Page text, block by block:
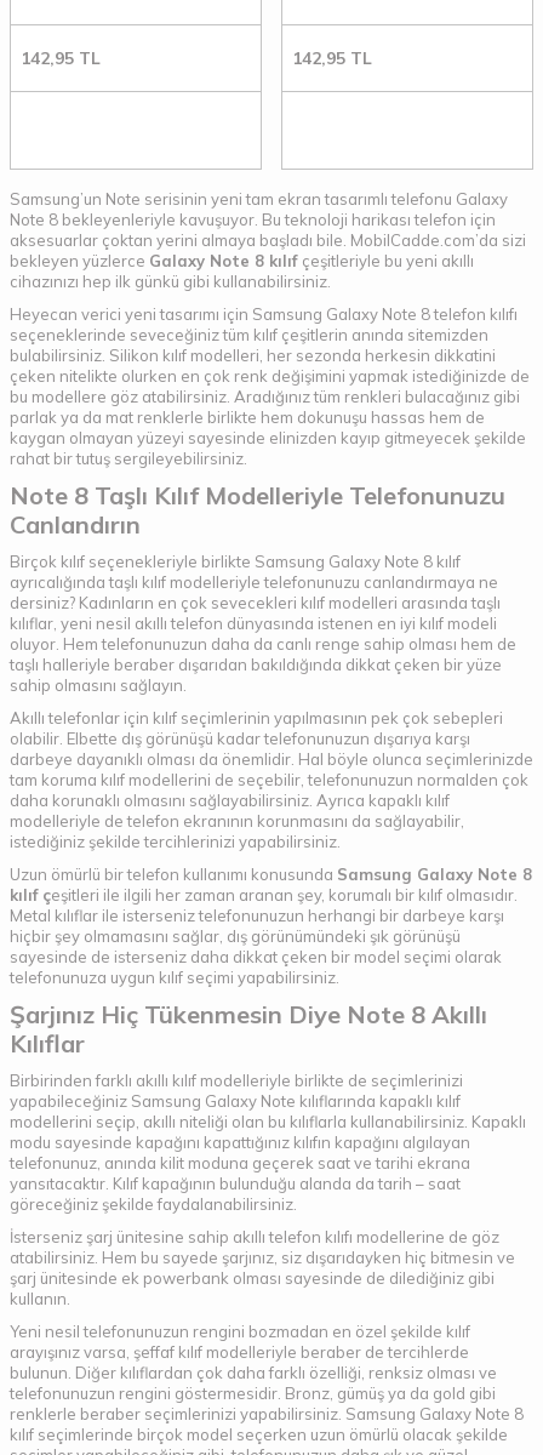
142,95 TL 142,95 TL
Samsung’un Note serisinin yeni tam ekran tasarımlı telefonu Galaxy
Note 8 bekleyenleriyle kavuşuyor. Bu teknoloji harikası telefon için
aksesuarlar çoktan yerini almaya başladı bile. MobilCadde.com’da sizi
bekleyen yüzlerce Galaxy Note 8 kılıf çeşitleriyle bu yeni akıllı
cihazınızı hep ilk günkü gibi kullanabilirsiniz.
Heyecan verici yeni tasarımı için Samsung Galaxy Note 8 telefon kılıfı
seçeneklerinde seveceğiniz tüm kılıf çeşitlerin anında sitemizden
bulabilirsiniz. Silikon kılıf modelleri, her sezonda herkesin dikkatini
çeken nitelikte olurken en çok renk değişimini yapmak istediğinizde de
bu modellere göz atabilirsiniz. Aradığınız tüm renkleri bulacağınız gibi
parlak ya da mat renklerle birlikte hem dokunuşu hassas hem de
kaygan olmayan yüzeyi sayesinde elinizden kayıp gitmeyecek şekilde
rahat bir tutuş sergileyebilirsiniz.
Note 8 Taşlı Kılıf Modelleriyle Telefonunuzu
Canlandırın
Birçok kılıf seçenekleriyle birlikte Samsung Galaxy Note 8 kılıf
ayrıcalığında taşlı kılıf modelleriyle telefonunuzu canlandırmaya ne
dersiniz? Kadınların en çok sevecekleri kılıf modelleri arasında taşlı
kılıflar, yeni nesil akıllı telefon dünyasında istenen en iyi kılıf modeli
oluyor. Hem telefonunuzun daha da canlı renge sahip olması hem de
taşlı halleriyle beraber dışarıdan bakıldığında dikkat çeken bir yüze
sahip olmasını sağlayın.
Akıllı telefonlar için kılıf seçimlerinin yapılmasının pek çok sebepleri
olabilir. Elbette dış görünüşü kadar telefonunuzun dışarıya karşı
darbeye dayanıklı olması da önemlidir. Hal böyle olunca seçimlerinizde
tam koruma kılıf modellerini de seçebilir, telefonunuzun normalden çok
daha korunaklı olmasını sağlayabilirsiniz. Ayrıca kapaklı kılıf
modelleriyle de telefon ekranının korunmasını da sağlayabilir,
istediğiniz şekilde tercihlerinizi yapabilirsiniz.
Uzun ömürlü bir telefon kullanımı konusunda Samsung Galaxy Note 8
kılıf çeşitleri ile ilgili her zaman aranan şey, korumalı bir kılıf olmasıdır.
Metal kılıflar ile isterseniz telefonunuzun herhangi bir darbeye karşı
hiçbir şey olmamasını sağlar, dış görünümündeki şık görünüşü
sayesinde de isterseniz daha dikkat çeken bir model seçimi olarak
telefonunuza uygun kılıf seçimi yapabilirsiniz.
Şarjınız Hiç Tükenmesin Diye Note 8 Akıllı
Kılıflar
Birbirinden farklı akıllı kılıf modelleriyle birlikte de seçimlerinizi
yapabileceğiniz Samsung Galaxy Note kılıflarında kapaklı kılıf
modellerini seçip, akıllı niteliği olan bu kılıflarla kullanabilirsiniz. Kapaklı
modu sayesinde kapağını kapattığınız kılıfın kapağını algılayan
telefonunuz, anında kilit moduna geçerek saat ve tarihi ekrana
yansıtacaktır. Kılıf kapağının bulunduğu alanda da tarih – saat
göreceğiniz şekilde faydalanabilirsiniz.
İsterseniz şarj ünitesine sahip akıllı telefon kılıfı modellerine de göz
atabilirsiniz. Hem bu sayede şarjınız, siz dışarıdayken hiç bitmesin ve
şarj ünitesinde ek powerbank olması sayesinde de dilediğiniz gibi
kullanın.
Yeni nesil telefonunuzun rengini bozmadan en özel şekilde kılıf
arayışınız varsa, şeffaf kılıf modelleriyle beraber de tercihlerde
bulunun. Diğer kılıflardan çok daha farklı özelliği, renksiz olması ve
telefonunuzun rengini göstermesidir. Bronz, gümüş ya da gold gibi
renklerle beraber seçimlerinizi yapabilirsiniz. Samsung Galaxy Note 8
kılıf seçimlerinde birçok model seçerken uzun ömürlü olacak şekilde